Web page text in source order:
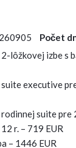
Počet
lôžkovej izbe s
executive
suite pre
r. – 719 EUR
– 1446 EUR